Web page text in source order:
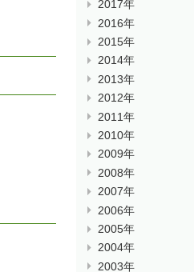
2017年
2016年
2015年
2014年
2013年
2012年
2011年
2010年
2009年
2008年
2007年
2006年
2005年
2004年
2003年